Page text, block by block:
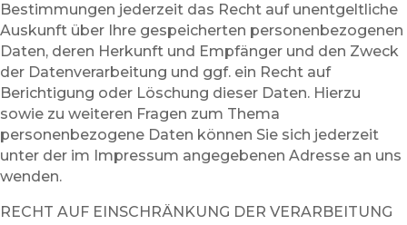
Bestimmungen jederzeit das Recht auf unentgeltliche
Auskunft über Ihre gespeicherten personenbezogenen
Daten, deren Herkunft und Empfänger und den Zweck
der Datenverarbeitung und ggf. ein Recht auf
Berichtigung oder Löschung dieser Daten. Hierzu
sowie zu weiteren Fragen zum Thema
personenbezogene Daten können Sie sich jederzeit
unter der im Impressum angegebenen Adresse an uns
wenden.
RECHT AUF EINSCHRÄNKUNG DER VERARBEITUNG